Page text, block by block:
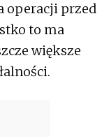
operacji przed
to ma
większe